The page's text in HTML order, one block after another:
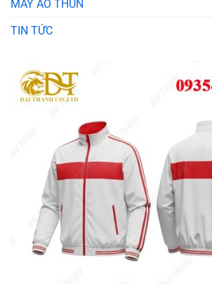
MAY ÁO THUN
TIN TỨC